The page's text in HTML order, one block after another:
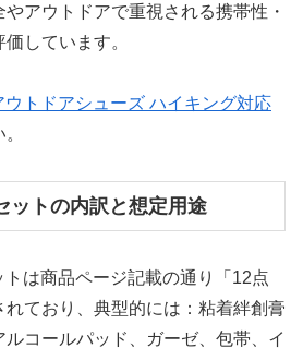
アウトドアで重視される携帯性・
しています。
トドアシューズ ハイキング対応
ットの内訳と想定用途
は商品ページ記載の通り「12点
ており、典型的には：粘着絆創膏
コールパッド、ガーゼ、包帯、イ